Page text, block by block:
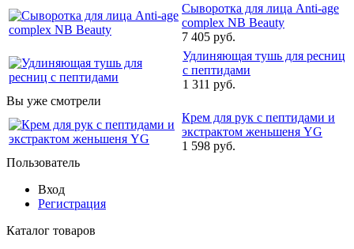
Сыворотка для лица Anti-age
complex NB Beauty
7 405 руб.
Удлиняющая тушь для ресниц
с пептидами
1 311 руб.
Вы уже смотрели
Крем для рук с пептидами и
экстрактом женьшеня YG
1 598 руб.
Пользователь
Вход
Регистрация
Каталог товаров